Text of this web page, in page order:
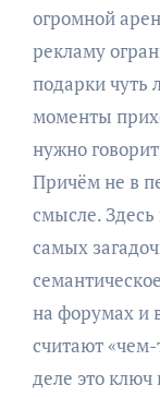
огромной
рекламу
подарки чуть
моменты
нужно
Причём не в
смысле.
самых
на форумах и
считают «чем-
деле это